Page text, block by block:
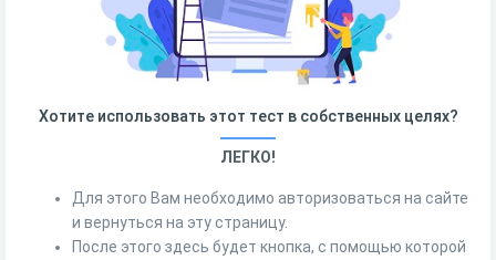
Хотите использовать этот тест в собственных целях?
ЛЕГКО!
Для этого Вам необходимо авторизоваться на сайте
и вернуться на эту страницу.
После этого здесь будет кнопка, с помощью которой